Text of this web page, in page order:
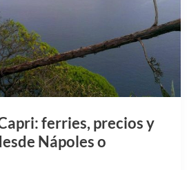
ferries, precios y
Nápoles o